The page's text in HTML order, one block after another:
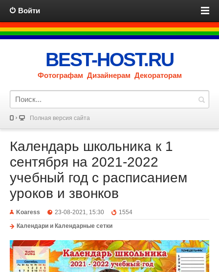
Войти
BEST-HOST.RU
Фотографам Дизайнерам Декораторам
Полная версия сайта
Календарь школьника к 1
сентября на 2021-2022
учебный год с расписанием
уроков и звонков
Koaress 23-08-2021, 15:30
1554
Календари и Календарные сетки